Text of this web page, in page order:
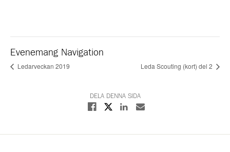
Evenemang Navigation
Ledarveckan 2019 Leda Scouting (kort) del 2
DELA DENNA SIDA
Dela på Facebook
Dela på XDela på Linkedin
Dela med E-post